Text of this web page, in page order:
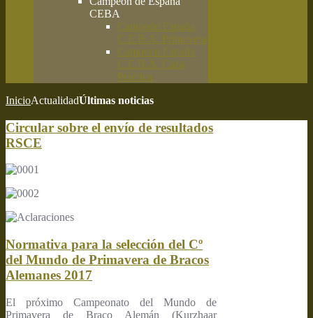
CEBA
Campeón España
C.E.B.A. Primavera
Campeón España
C.E.B.A. Caza
Práctica
InicioActualidadÚltimas noticias
Circular sobre el envío de resultados
RSCE
Normativa para la selección del Cº
del Mundo de Primavera de Bracos
Alemanes 2017
El próximo Campeonato del Mundo de
Primavera de Braco Alemán (Kurzhaar